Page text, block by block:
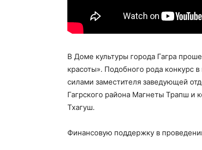
В Доме культуры города Гагра
красоты». Подобного рода конкурс
силами заместителя заведующей
Гагрского района Магнеты Трапш и
Тхагуш.
Финансовую поддержку в